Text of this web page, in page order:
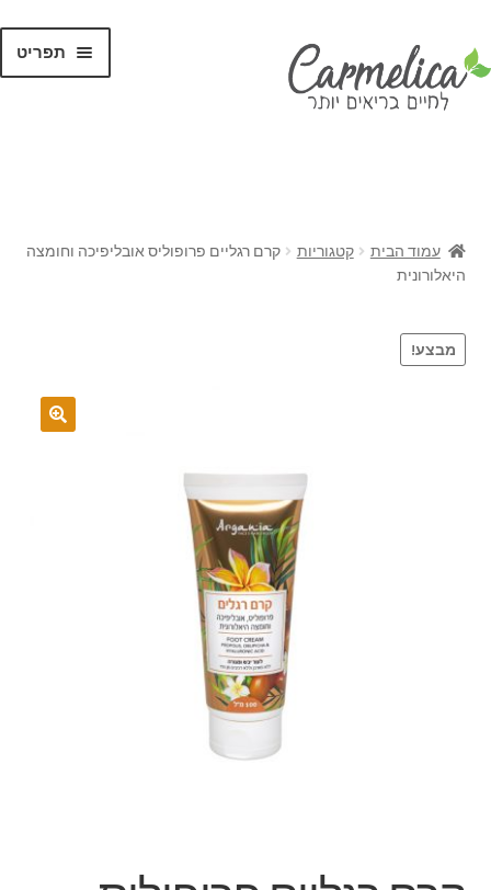
תפריט
עמוד הבית קטגוריות
קרם רגליים פרופוליס אובליפיכה וחומצה
היאלורונית
מבצע!